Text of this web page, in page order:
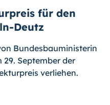
für den
Deutz
Bundesbauministerin
September der
verliehen.